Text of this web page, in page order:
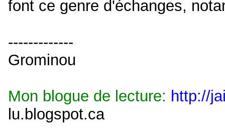
font ce genre d'échanges,
-------------
Grominou
Mon blogue de lecture: http://
lu.blogspot.ca